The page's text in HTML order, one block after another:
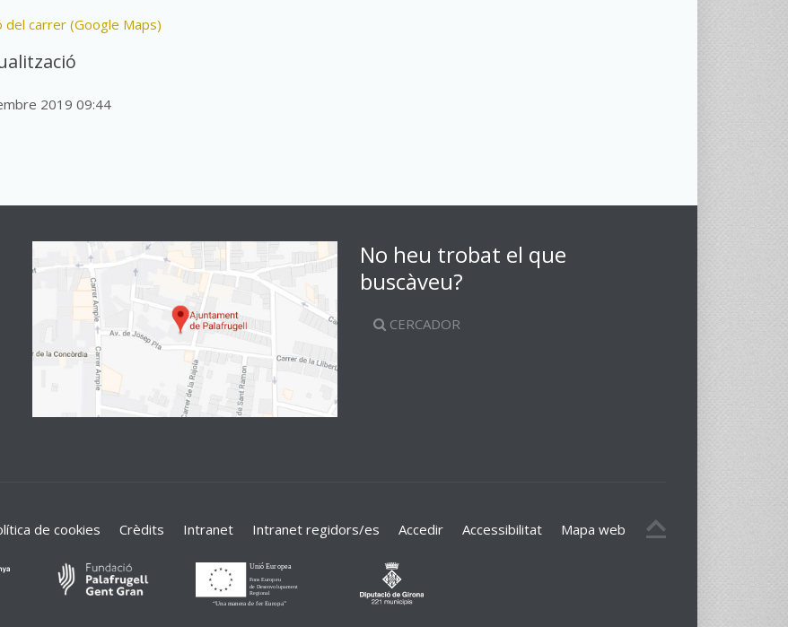
del carrer (Google Maps)
2019 09:44
No heu trobat el que
buscàveu?
CERCADOR
de cookies Crèdits Intranet Intranet regidors/es Accedir Accessibilitat Mapa web